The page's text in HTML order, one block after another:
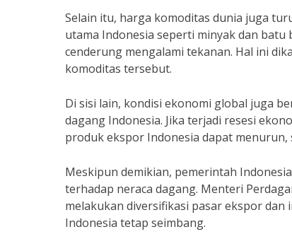
Selain itu, harga komoditas dunia juga
utama Indonesia seperti minyak dan
cenderung mengalami tekanan. Hal ini
komoditas tersebut.
Di sisi lain, kondisi ekonomi global juga
dagang Indonesia. Jika terjadi resesi
produk ekspor Indonesia dapat
Meskipun demikian, pemerintah
terhadap neraca dagang. Menteri
melakukan diversifikasi pasar ekspor
Indonesia tetap seimbang.